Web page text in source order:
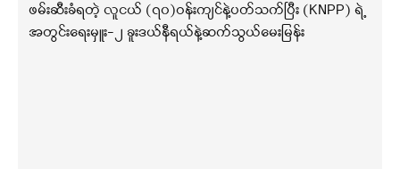
ဖမ်းဆီးခံရတဲ့ လူငယ် (၇၀)ဝန်းကျင်နဲ့ပတ်သက်ပြီး (KNPP) ရဲ့
အတွင်းရေးမှူး-၂ ခူးဒယ်နီရယ်နဲ့ဆက်သွယ်မေးမြန်း